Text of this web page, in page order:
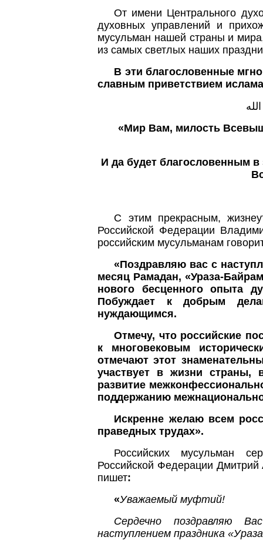
От имени Центрального
духовных управлений и
мусульман нашей страны и
из самых светлых наших
В эти благословенные
славным приветствием
«Мир Вам, милость
И да будет благословенным
С этим прекрасным,
Российской Федерации
российским мусульманам
«Поздравляю вас с
месяц Рамадан, «Ураза-
нового бесценного опыта
Побуждает к добрым
нуждающимся.
Отмечу, что российские
к многовековым
отмечают этот
участвует в жизни страны,
развитие
поддержанию
Искренне желаю всем
праведных трудах».
Российских мусульман
Российской Федерации
пишет:
«Уважаемый муфтий!
Сердечно поздравляю
наступлением праздника